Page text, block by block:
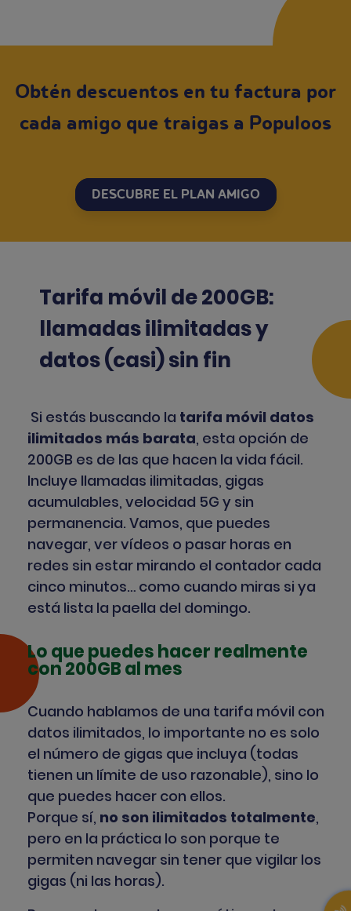
Obtén descuentos en tu factura por
cada amigo que traigas a Populoos
DESCUBRE EL PLAN AMIGO
Tarifa móvil de 200GB:
llamadas ilimitadas y
datos (casi) sin fin
Si estás buscando la tarifa móvil datos
ilimitados más barata, esta opción de
200GB es de las que hacen la vida fácil.
Incluye llamadas ilimitadas, gigas
acumulables, velocidad 5G y sin
permanencia. Vamos, que puedes
navegar, ver vídeos o pasar horas en
redes sin estar mirando el contador cada
cinco minutos… como cuando miras si ya
está lista la paella del domingo.
Lo que puedes hacer realmente
con 200GB al mes
Cuando hablamos de una tarifa móvil con
datos ilimitados, lo importante no es solo
el número de gigas que incluya (todas
tienen un límite de uso razonable), sino lo
que puedes hacer con ellos.
Porque sí, no son ilimitados totalmente,
pero en la práctica lo son porque te
permiten navegar sin tener que vigilar los
gigas (ni las horas).